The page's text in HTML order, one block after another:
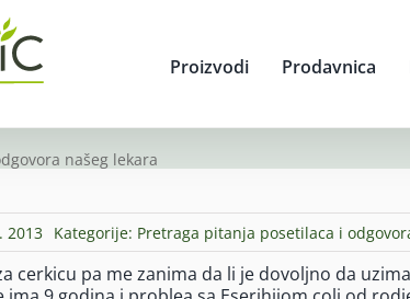
Proizvodi Prodavnica
našeg lekara
2013 Kategorije: Pretraga pitanja posetilaca i
cerkicu pa me zanima da li je dovoljno da